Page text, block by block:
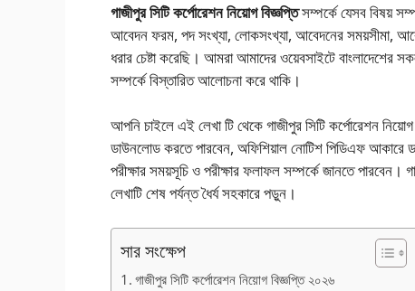
গাজীপুর সিটি কর্পোরেশন নিয়োগ বিজ্ঞপ্তিসম্পর্কে যেসব বিষয়
আবেদন ফরম, পদ সংখ্যা, লোকসংখ্যা, আবেদনের সময়সীমা,
ধরার চেষ্টা করেছি। আমরা আমাদের ওয়েবসাইটে বাংলাদেশের
সম্পর্কে বিস্তারিত আলোচনা করে থাকি।
আপনি চাইলে এই লেখা টি থেকে গাজীপুর সিটি কর্পোরেশন
ডাউনলোড করতে পারবেন, অফিশিয়াল নোটিশ পিডিএফ
পরীক্ষার সময়সূচি ও পরীক্ষার ফলাফল সম্পর্কে জানতে পারবেন।
লেখাটি শেষ পর্যন্ত ধৈর্য সহকারে পড়ুন।
সার সংক্ষেপ
গাজীপুর সিটি কর্পোরেশন নিয়োগ বিজ্ঞপ্তি ২০২৬